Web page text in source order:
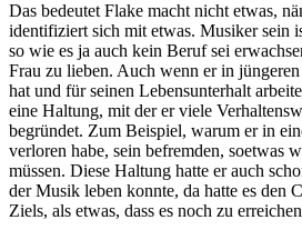
Das bedeutet Flake macht nicht etwas,
identifiziert sich mit etwas. Musiker sein
so wie es ja auch kein Beruf sei
Frau zu lieben. Auch wenn er in
hat und für seinen Lebensunterhalt
eine Haltung, mit der er viele
begründet. Zum Beispiel, warum er in
verloren habe, sein befremden, soetwas
müssen. Diese Haltung hatte er auch
der Musik leben konnte, da hatte es den
Ziels, als etwas, dass es noch zu